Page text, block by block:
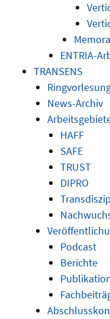
ENTRIA-
TRANSENS
News-Archiv
HAFF
SAFE
TRUST
DIPRO
Podcast
Berichte